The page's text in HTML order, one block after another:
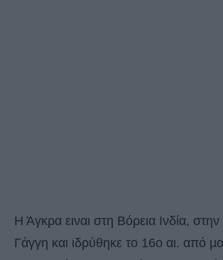
Η Άγκρα ειναι στη Βόρεια Ινδία,
Γάγγη και ιδρύθηκε το 16ο αι. από